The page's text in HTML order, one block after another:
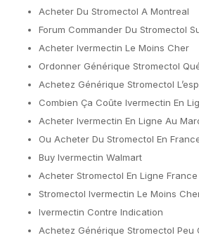
Acheter Du Stromectol A Montreal
Forum Commander Du Stromectol
Acheter Ivermectin Le Moins Cher
Ordonner Générique Stromectol
Achetez Générique Stromectol
Combien Ça Coûte Ivermectin En
Acheter Ivermectin En Ligne Au
Ou Acheter Du Stromectol En
Buy Ivermectin Walmart
Acheter Stromectol En Ligne France
Stromectol Ivermectin Le Moins
Ivermectin Contre Indication
Achetez Générique Stromectol Peu